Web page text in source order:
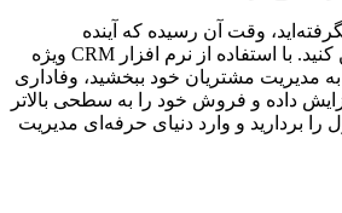
وقت آن رسیده که آینده
کسب‌وکار خود را تضمین کنید. با استفاده از نرم افزار CRM ویژه
مدیریت مشتریان خود ببخشید، وفاداری
داده و فروش خود را به سطحی بالاتر
را بردارید و وارد دنیای حرفه‌ای مدیریت